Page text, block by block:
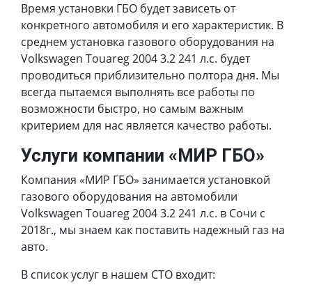
Время установки ГБО будет зависеть от
конкретного автомобиля и его характеристик. В
среднем установка газового оборудования на
Volkswagen Touareg 2004 3.2 241 л.с. будет
проводиться приблизительно полтора дня. Мы
всегда пытаемся выполнять все работы по
возможности быстро, но самым важным
критерием для нас является качество работы.
Услуги компании «МИР ГБО»
Компания «МИР ГБО» занимается установкой
газового оборудования на автомобили
Volkswagen Touareg 2004 3.2 241 л.с. в Сочи с
2018г., мы знаем как поставить надежный газ на
авто.
В список услуг в нашем СТО входит: